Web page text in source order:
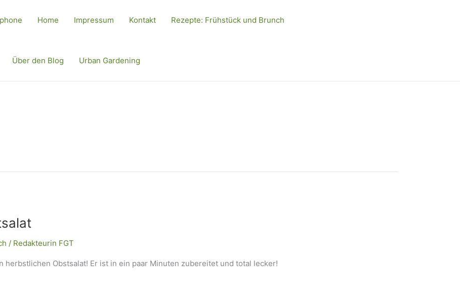
Home Impressum Kontakt Rezepte: Frühstück und Brunch
Über den Blog Urban Gardening
/ Redakteurin FGT
herbstlichen Obstsalat! Er ist in ein paar Minuten zubereitet und total lecker!